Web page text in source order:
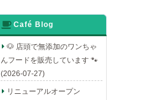
Café Blog
🐶 店頭で無添加のワンちゃ
んフードを販売しています 🐾
(2026-07-27)
リニューアルオープン